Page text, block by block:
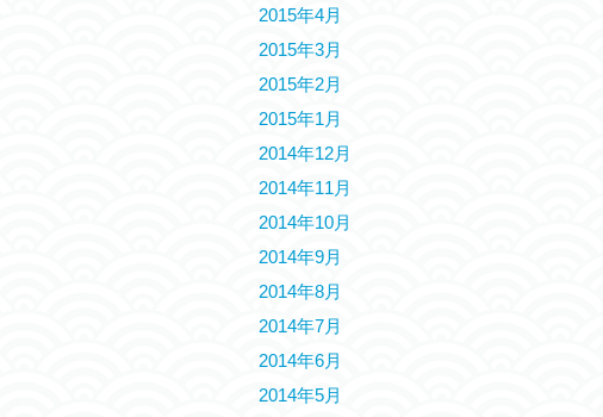
2015年4月
2015年3月
2015年2月
2015年1月
2014年12月
2014年11月
2014年10月
2014年9月
2014年8月
2014年7月
2014年6月
2014年5月